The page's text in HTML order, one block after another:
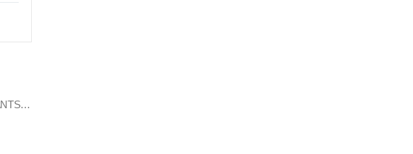
Dada extra care PANTS 8 XXXL 19+kg 29ks